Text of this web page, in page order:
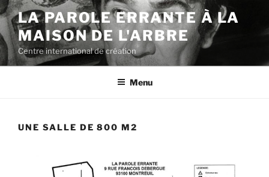
Aller
au
contenu
principal
LA PAROLE ERRANTE À LA
MAISON DE L'ARBRE
Centre international de création
Menu
UNE SALLE DE 800 M2